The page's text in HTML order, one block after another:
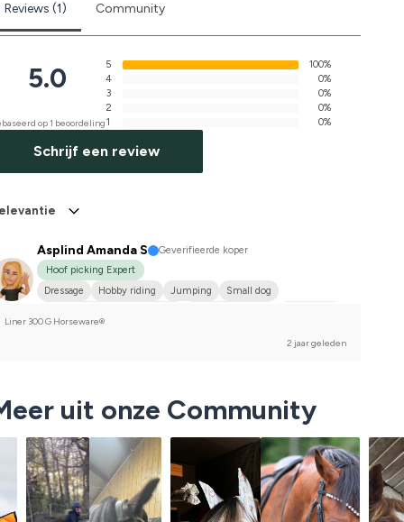
Reviews (1) Community
5.0
op 1 beoordeling
5
100%
4
0%
3
0%
2
0%
1
0%
Schrijf een review
Asplind Amanda S
Geverifieerde koper
Hoof picking Expert
Dressage
Hobby riding Jumping
Small dog
Liner 300 G Horseware®
2 jaar geleden
uit onze Community